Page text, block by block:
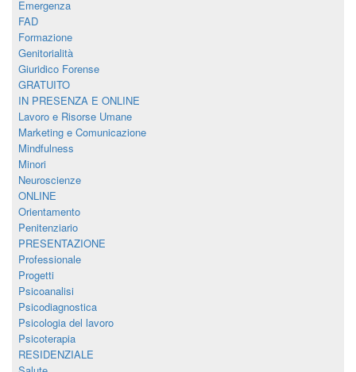
Emergenza
FAD
Formazione
Genitorialità
Giuridico Forense
GRATUITO
IN PRESENZA E ONLINE
Lavoro e Risorse Umane
Marketing e Comunicazione
Mindfulness
Minori
Neuroscienze
ONLINE
Orientamento
Penitenziario
PRESENTAZIONE
Professionale
Progetti
Psicoanalisi
Psicodiagnostica
Psicologia del lavoro
Psicoterapia
RESIDENZIALE